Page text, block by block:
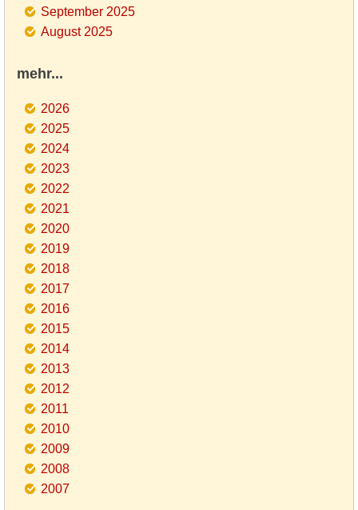
September 2025
August 2025
mehr...
2026
2025
2024
2023
2022
2021
2020
2019
2018
2017
2016
2015
2014
2013
2012
2011
2010
2009
2008
2007